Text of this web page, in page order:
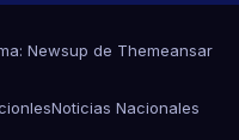
Newsup de Themeansar
Noticias Nacionales